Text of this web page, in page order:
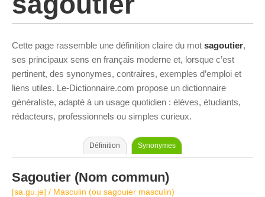
Cette page rassemble une définition claire du mot sagoutier,
ses principaux sens en français moderne et, lorsque c’est
pertinent, des synonymes, contraires, exemples d’emploi et
liens utiles. Le-Dictionnaire.com propose un dictionnaire
généraliste, adapté à un usage quotidien : élèves, étudiants,
rédacteurs, professionnels ou simples curieux.
Définition Synonymes
Sagoutier (Nom commun)
[sa.gu.je] / Masculin (ou sagouier masculin)